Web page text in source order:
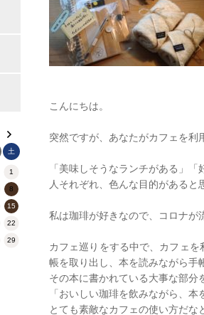
土
1
8
15
22
29
こんにちは。
突然ですが、あなたがカフェを利
「美味しそうなランチがある」
人それぞれ、色んな目的があると
私は珈琲が好きなので、コロナが
カフェ巡りをする中で、カフェ
帳を取り出し、本を読みながら手
その本に書かれている大事な部分
「おいしい珈琲を飲みながら、本
とても素敵なカフェの使い方だな